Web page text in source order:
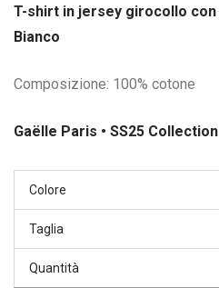
T-shirt in jersey girocollo con
Bianco
Composizione: 100% cotone
Gaëlle Paris • SS25 Collection
Colore
Taglia
Quantità